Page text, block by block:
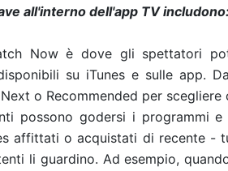
all'interno dell'app TV
Now è dove gli spettatori
su iTunes e sulle app.
o Recommended per scegliere
possono godersi i programmi
affittati o acquistati di recente -
li guardino. Ad esempio,